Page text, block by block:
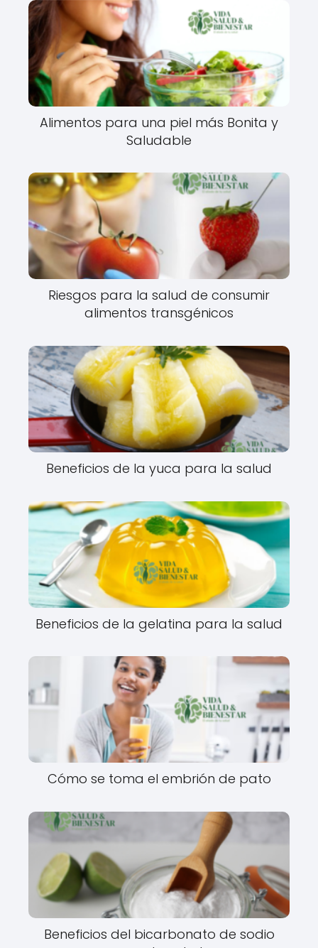
Alimentos para una piel más Bonita y
Saludable
Riesgos para la salud de consumir
alimentos transgénicos
Beneficios de la yuca para la salud
Beneficios de la gelatina para la salud
Cómo se toma el embrión de pato
Beneficios del bicarbonato de sodio